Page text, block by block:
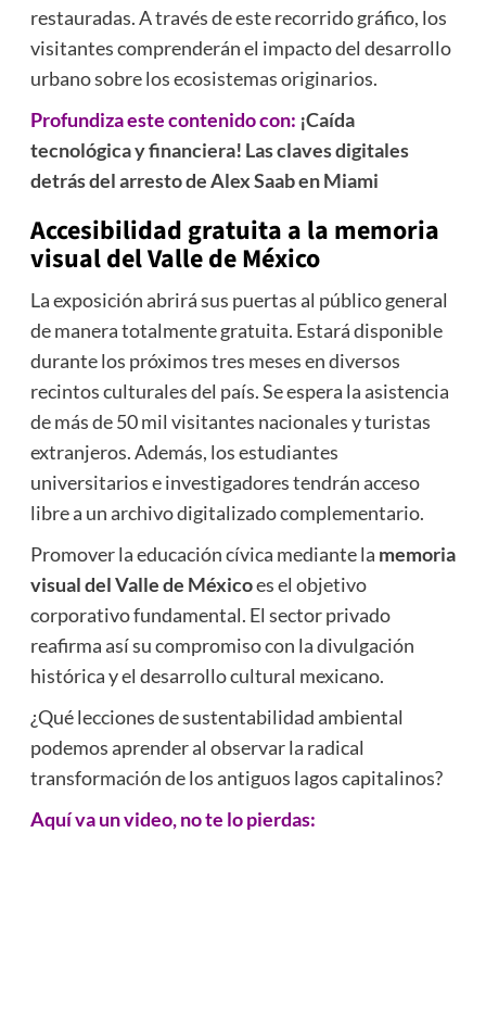
restauradas. A través de este recorrido gráfico, los
visitantes comprenderán el impacto del desarrollo
urbano sobre los ecosistemas originarios.
Profundiza este contenido con: ¡Caída
tecnológica y financiera! Las claves digitales
detrás del arresto de Alex Saab en Miami
Accesibilidad gratuita a la memoria
visual del Valle de México
La exposición abrirá sus puertas al público general
de manera totalmente gratuita. Estará disponible
durante los próximos tres meses en diversos
recintos culturales del país. Se espera la asistencia
de más de 50 mil visitantes nacionales y turistas
extranjeros. Además, los estudiantes
universitarios e investigadores tendrán acceso
libre a un archivo digitalizado complementario.
Promover la educación cívica mediante la memoria
visual del Valle de Méxicoes el objetivo
corporativo fundamental. El sector privado
reafirma así su compromiso con la divulgación
histórica y el desarrollo cultural mexicano.
¿Qué lecciones de sustentabilidad ambiental
podemos aprender al observar la radical
transformación de los antiguos lagos capitalinos?
Aquí va un video, no te lo pierdas: